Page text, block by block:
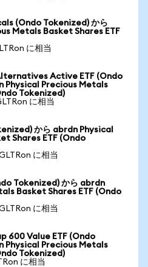
(Ondo Tokenized) から
Metals Basket Shares ETF
に相当
Active ETF (Ondo
Physical Precious Metals
Tokenized)
に相当
から abrdn Physical
Shares ETF (Ondo
に相当
Tokenized) から abrdn
Basket Shares ETF (Ondo
に相当
600 Value ETF (Ondo
Physical Precious Metals
Tokenized)
に相当